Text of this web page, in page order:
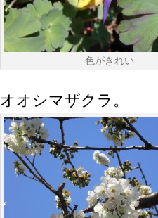
色がきれい
オオシマザクラ。